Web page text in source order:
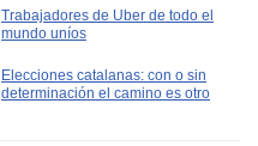
Trabajadores de Uber de todo el
mundo uníos
Elecciones catalanas: con o sin
determinación el camino es otro